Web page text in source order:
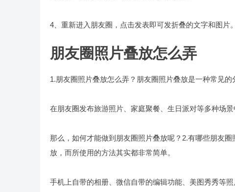
4、重新进入朋友圈，点击发表即可发折叠的文字和图片。
朋友圈照片叠放怎么弄
1.朋友圈照片叠放怎么弄？朋友圈照片叠放是一种常见的
在朋友圈发布旅游照片、家庭聚餐、生日派对等多种场
那么，如何才能做到朋友圈照片叠放呢？2.有哪些朋友
放，而所使用的方法其实都非常简单。
手机上自带的相册、微信自带的编辑功能、美图秀秀等照